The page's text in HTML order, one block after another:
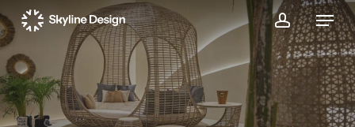
to
main
content
account
Menu